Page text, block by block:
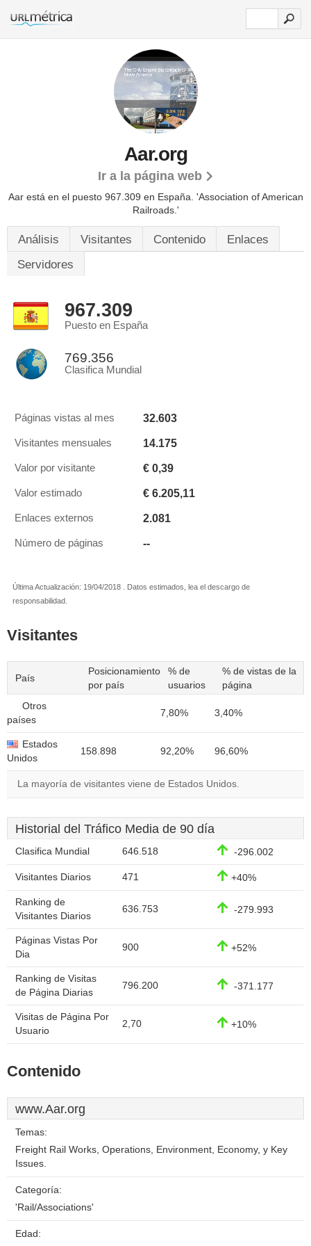
Aar.org
Ir a la página web
Aar está en el puesto 967.309 en España. 'Association of American
Railroads.'
Análisis Visitantes Contenido
Enlaces
Servidores
967.309
Puesto en España
769.356
Clasifica Mundial
Páginas vistas al mes 32.603
Visitantes mensuales 14.175
Valor por visitante € 0,39
Valor estimado € 6.205,11
Enlaces externos 2.081
Número de páginas --
Última Actualización: 19/04/2018 . Datos estimados, lea el descargo de
responsabilidad.
Visitantes
País
Posicionamiento
por país
% de
usuarios
% de vistas de la
página
Otros
países
7,80% 3,40%
Estados
Unidos
158.898 92,20% 96,60%
La mayoría de visitantes viene de Estados Unidos.
Historial del Tráfico Media de 90 día
Clasifica Mundial 646.518 -296.002
Visitantes Diarios 471 +40%
Ranking de
Visitantes Diarios
636.753 -279.993
Páginas Vistas Por
Dia
900 +52%
Ranking de Visitas
de Página Diarias
796.200 -371.177
Visitas de Página Por
Usuario
2,70 +10%
Contenido
www.Aar.org
Temas:
Freight Rail Works, Operations, Environment, Economy, y Key
Issues.
Categoría:
'Rail/Associations'
Edad: